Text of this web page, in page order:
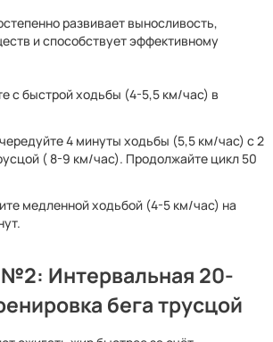
развивает выносливость,
и способствует эффективному
с быстрой ходьбы (4-5,5 км/час) в
4 минуты ходьбы (5,5 км/час) с 2
( 8-9 км/час). Продолжайте цикл 50
медленной ходьбой (4-5 км/час) на
Интервальная 20-
бега трусцой